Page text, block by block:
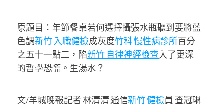
原題目：年節餐桌若何選擇攝張水瓶聽到要將藍
色調新竹 入職健檢成灰度竹科 慢性病診所百分
之五十一點二，陷新竹 自律神經檢查入了更深
的哲學恐慌。生湯水？
文/羊城晚報記者 林清清 通信新竹 健檢員 查冠琳